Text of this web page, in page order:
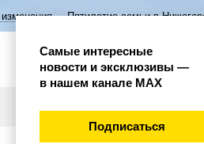
семьи в Нижегородской области
Самые интересные
новости и эксклюзивы —
в нашем канале МАХ
Подписаться